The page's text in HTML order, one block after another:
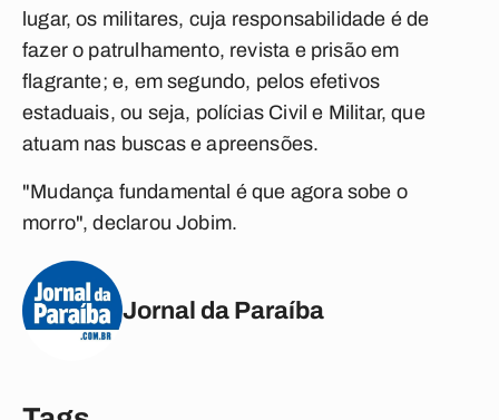
lugar, os militares, cuja responsabilidade é de
fazer o patrulhamento, revista e prisão em
flagrante; e, em segundo, pelos efetivos
estaduais, ou seja, polícias Civil e Militar, que
atuam nas buscas e apreensões.
"Mudança fundamental é que agora sobe o
morro", declarou Jobim.
Jornal da Paraíba